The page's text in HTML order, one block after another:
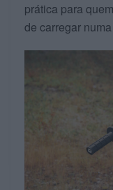
prática para
de carregar